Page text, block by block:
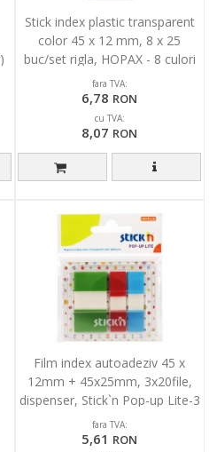
Stick index plastic transparent
color 45 x 12 mm, 8 x 25
buc/set rigla, HOPAX - 8 culori
neon
fara TVA:
6,78 RON
cu TVA:
8,07 RON
Film index autoadeziv 45 x
12mm + 45x25mm, 3x20file,
dispenser, Stick`n Pop-up Lite-3
cul. trans/neo
fara TVA:
5,61 RON